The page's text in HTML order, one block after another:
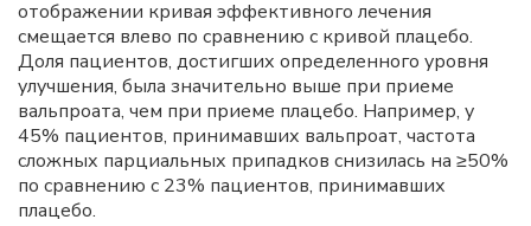
отображении кривая эффективного лечения
смещается влево по сравнению с кривой плацебо.
Доля пациентов, достигших определенного уровня
улучшения, была значительно выше при приеме
вальпроата, чем при приеме плацебо. Например, у
45% пациентов, принимавших вальпроат, частота
сложных парциальных припадков снизилась на ≥50%
по сравнению с 23% пациентов, принимавших
плацебо.